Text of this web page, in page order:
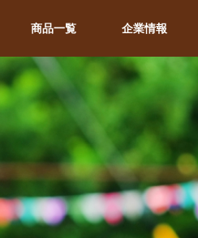
商品一覧 企業情報